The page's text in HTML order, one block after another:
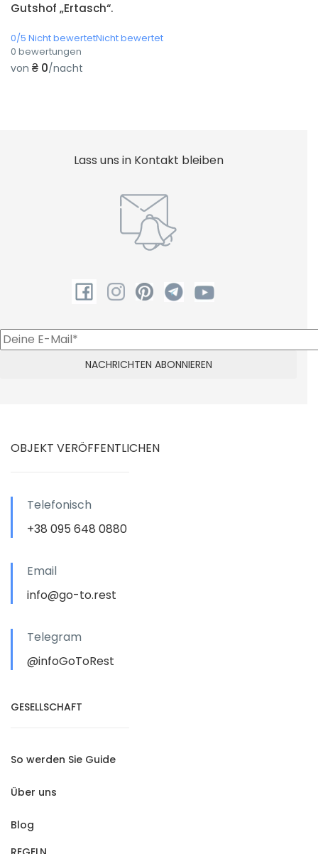
Gutshof „Ertasch“.
0/5 Nicht bewertetNicht bewertet
0 bewertungen
von ₴ 0/nacht
Lass uns in Kontakt bleiben
OBJEKT VERÖFFENTLICHEN
Telefonisch
+38 095 648 0880
Email
info@go-to.rest
Telegram
@infoGoToRest
GESELLSCHAFT
So werden Sie Guide
Über uns
Blog